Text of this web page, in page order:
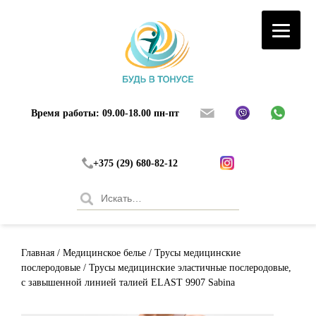
Время работы: 09.00-18.00 пн-пт
+375 (29) 680-82-12
Search
for:
Главная / Медицинское белье / Трусы медицинские
послеродовые / Трусы медицинские эластичные послеродовые,
с завышенной линией талией ELAST 9907 Sabina